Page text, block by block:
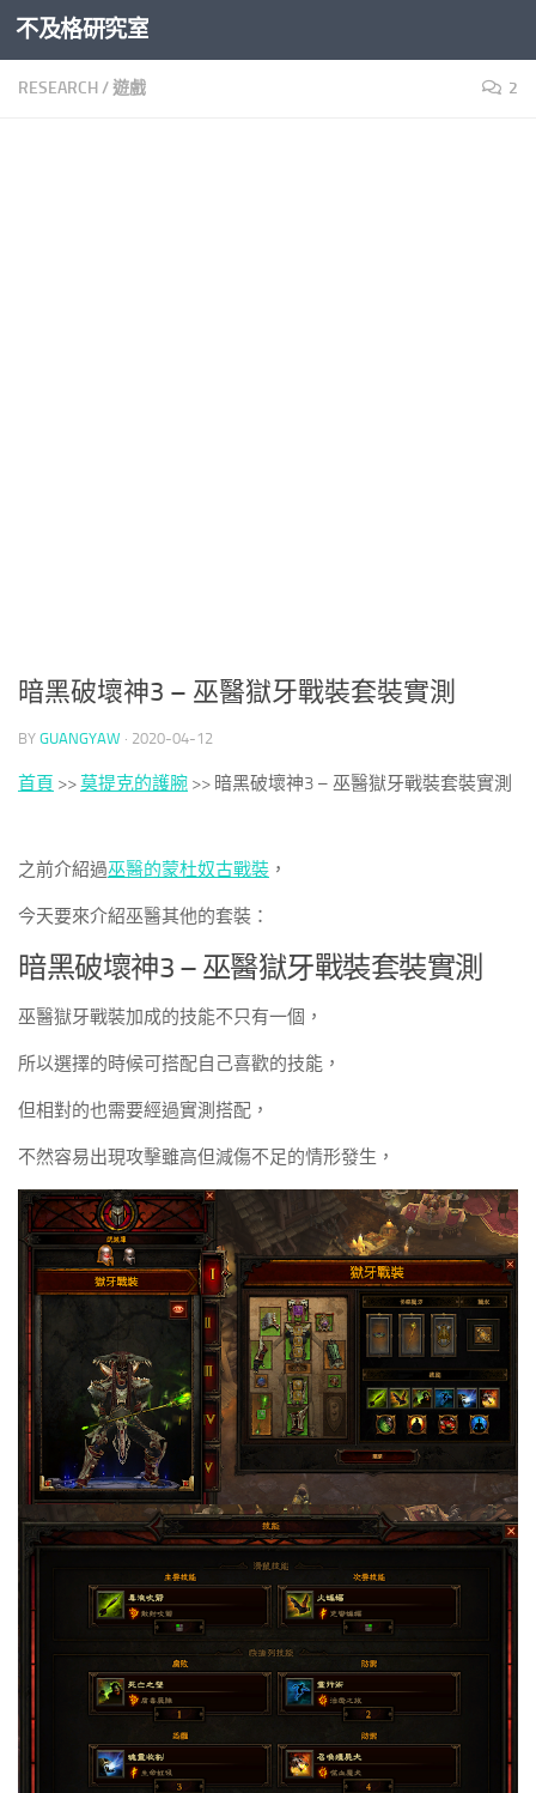
Skip to content
不及格研究室
RESEARCH/遊戲 2
暗黑破壞神3 – 巫醫獄牙戰裝套裝實測
BY GUANGYAW · 2020-04-12
首頁 >>莫提克的護腕 >> 暗黑破壞神3 – 巫醫獄牙戰裝套裝實測
之前介紹過巫醫的蒙杜奴古戰裝 ，
今天要來介紹巫醫其他的套裝：
暗黑破壞神3 – 巫醫獄牙戰裝套裝實測
巫醫獄牙戰裝加成的技能不只有一個，
所以選擇的時候可搭配自己喜歡的技能，
但相對的也需要經過實測搭配，
不然容易出現攻擊雖高但減傷不足的情形發生，